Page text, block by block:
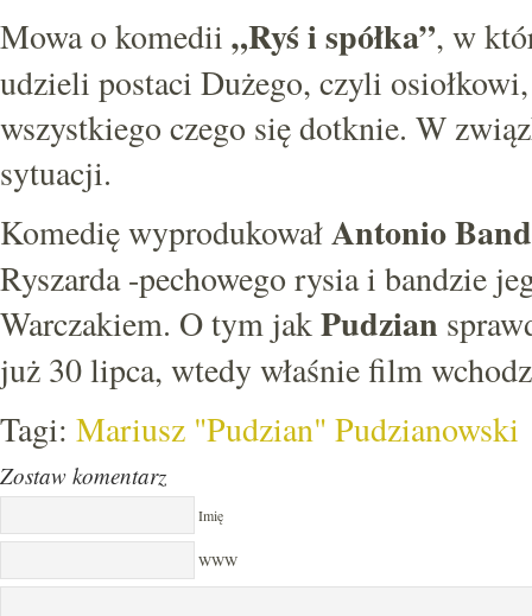
Mowa o komedii „Ryś i spółka”, w
udzieli postaci Dużego, czyli
wszystkiego czego się dotknie. W
sytuacji.
Komedię wyprodukowałAntonio
Ryszarda -pechowego rysia i bandzie
Warczakiem. O tym jakPudzian
już 30 lipca, wtedy właśnie film
Tagi: Mariusz "Pudzian" Pudzianowski
Zostaw komentarz
Imię
WWW